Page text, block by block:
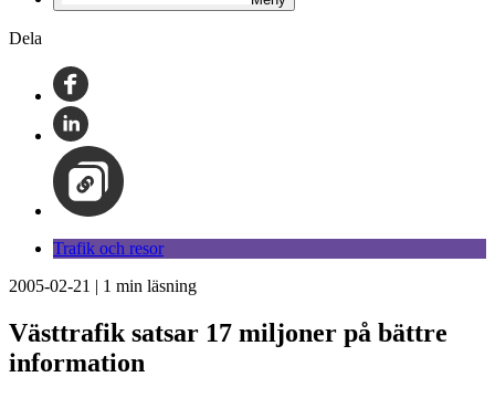
Dela
Trafik och resor
2005-02-21 | 1 min läsning
Västtrafik satsar 17 miljoner på bättre
information